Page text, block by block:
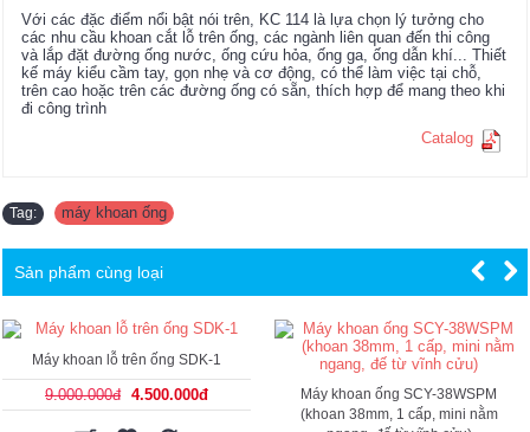
Với các đặc điểm nổi bật nói trên, KC 114 là lựa chọn lý tưởng cho
các nhu cầu khoan cắt lỗ trên ống, các ngành liên quan đến thi công
và lắp đặt đường ống nước, ống cứu hỏa, ống ga, ống dẫn khí... Thiết
kế máy kiểu cầm tay, gọn nhẹ và cơ động, có thể làm việc tại chỗ,
trên cao hoặc trên các đường ống có sẵn, thích hợp để mang theo khi
đi công trình
Catalog
Tag: máy khoan ống
Sản phẩm cùng loại
Máy khoan lỗ trên ống SDK-1
9.000.000đ 4.500.000đ
Máy khoan ống SCY-38WSPM
(khoan 38mm, 1 cấp, mini nằm